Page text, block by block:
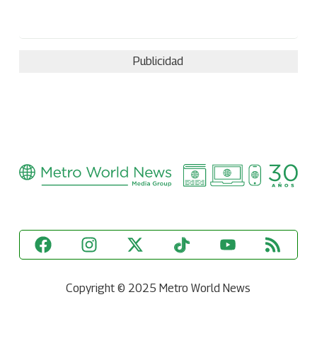
Publicidad
Copyright © 2025 Metro World News